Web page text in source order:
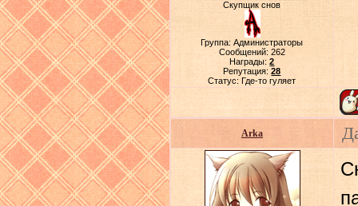
Скупщик снов
Группа: Администраторы
Сообщений: 262
Награды:2
Репутация:28
Статус:Где-то гуляет
Arka